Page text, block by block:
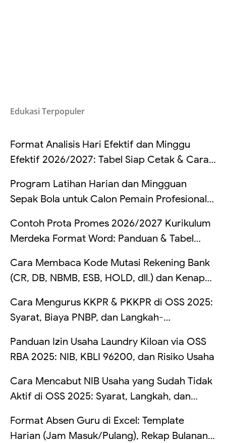
Edukasi Terpopuler
Format Analisis Hari Efektif dan Minggu
Efektif 2026/2027: Tabel Siap Cetak & Cara
Program Latihan Harian dan Mingguan
Sepak Bola untuk Calon Pemain Profesional
Contoh Prota Promes 2026/2027 Kurikulum
Merdeka Format Word: Panduan & Tabel
Cara Membaca Kode Mutasi Rekening Bank
(CR, DB, NBMB, ESB, HOLD, dll.) dan Kenapa
Cara Mengurus KKPR & PKKPR di OSS 2025:
Syarat, Biaya PNBP, dan Langkah-
Panduan Izin Usaha Laundry Kiloan via OSS
RBA 2025: NIB, KBLI 96200, dan Risiko Usaha
Cara Mencabut NIB Usaha yang Sudah Tidak
Aktif di OSS 2025: Syarat, Langkah, dan
Format Absen Guru di Excel: Template
Harian (Jam Masuk/Pulang), Rekap Bulanan